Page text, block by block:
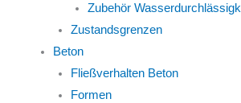
Zubehör
Zustandsgrenzen
Beton
Fließverhalten Beton
Formen